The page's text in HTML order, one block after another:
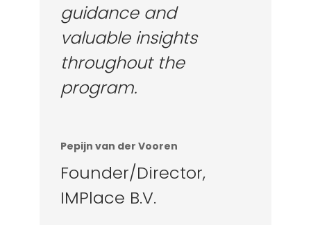
guidance and
valuable insights
throughout the
program.
Pepijn van der Vooren
Founder/Director,
IMPlace B.V.